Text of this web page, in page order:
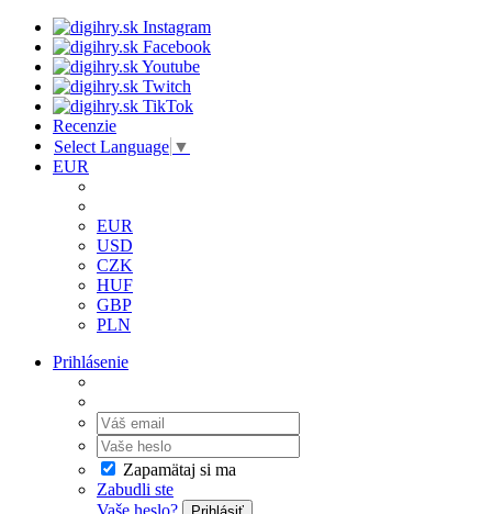
Recenzie
Select Language ▼
EUR
EUR
USD
CZK
HUF
GBP
PLN
Prihlásenie
Zapamätaj si ma
Zabudli ste